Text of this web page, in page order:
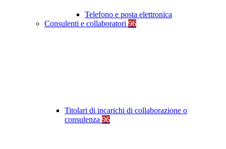
Telefono e posta elettronica
Consulenti e collaboratori 96
Titolari di incarichi di collaborazione o
consulenza 96